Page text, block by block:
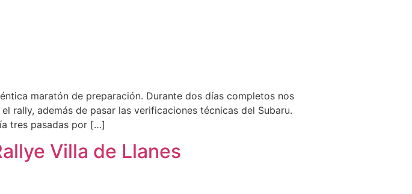
maratón de preparación. Durante dos días completos nos
rally, además de pasar las verificaciones técnicas del Subaru.
tres pasadas por […]
Villa de Llanes